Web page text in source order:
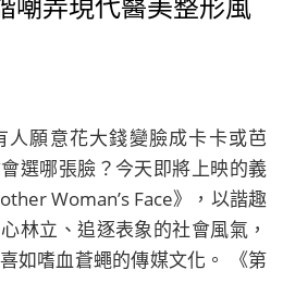
人願意花大錢變臉成卡卡或芭
選哪張臉？今天即將上映的義
Woman’s Face》，以諧趣
林立、追逐表象的社會風氣，
如嗜血蒼蠅的傳媒文化。 《第